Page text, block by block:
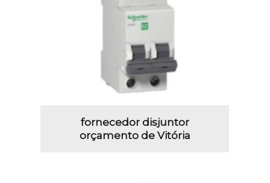
fornecedor disjuntor
orçamento de Vitória